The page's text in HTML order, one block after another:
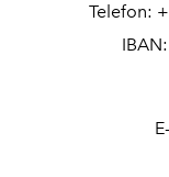
Telefon: